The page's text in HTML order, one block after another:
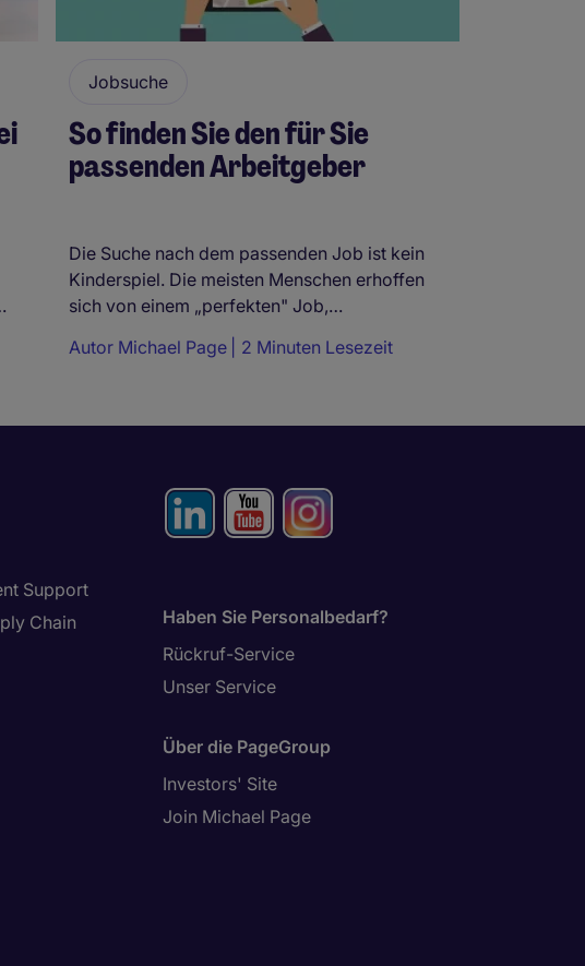
Jobsuche
So finden Sie den für Sie
passenden Arbeitgeber
Die Suche nach dem passenden Job ist kein
Kinderspiel. Die meisten Menschen erhoffen
sich von einem „perfekten" Job,…
Autor Michael Page 2 Minuten Lesezeit
Support
Chain
Haben Sie Personalbedarf?
Rückruf-Service
Unser Service
Über die PageGroup
Investors' Site
Join Michael Page